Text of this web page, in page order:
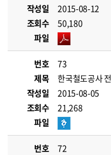
작성일
2015-08-12
조회수
50,180
파일
번호
73
제목
한국철도공사
작성일
2015-08-05
조회수
21,268
파일
번호
72